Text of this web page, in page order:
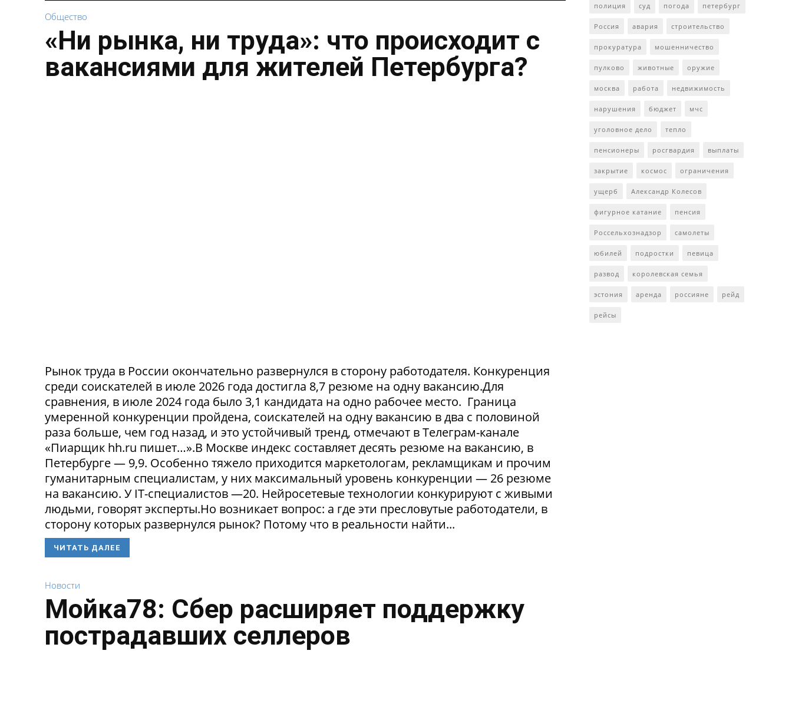
Общество
«Ни рынка, ни труда»: что происходит с
вакансиями для жителей Петербурга?
Рынок труда в России окончательно развернулся в сторону работодателя. Конкуренция
среди соискателей в июле 2026 года достигла 8,7 резюме на одну вакансию.Для
сравнения, в июле 2024 года было 3,1 кандидата на одно рабочее место. Граница
умеренной конкуренции пройдена, соискателей на одну вакансию в два с половиной
раза больше, чем год назад, и это устойчивый тренд, отмечают в Телеграм-канале
«Пиарщик hh.ru пишет…».В Москве индекс составляет десять резюме на вакансию, в
Петербурге — 9,9. Особенно тяжело приходится маркетологам, рекламщикам и прочим
гуманитарным специалистам, у них максимальный уровень конкуренции — 26 резюме
на вакансию. У IT-специалистов —20. Нейросетевые технологии конкурируют с живыми
людьми, говорят эксперты.Но возникает вопрос: а где эти пресловутые работодатели, в
сторону которых развернулся рынок? Потому что в реальности найти...
ЧИТАТЬ ДАЛЕЕ
Новости
Мойка78: Сбер расширяет поддержку
пострадавших селлеров
полиция суд погода петербург
Россия авария строительство
прокуратура мошенничество
пулково животные оружие
москва работа недвижимость
нарушения бюджет мчс
уголовное дело тепло
пенсионеры росгвардия выплаты
закрытие космос ограничения
ущерб Александр Колесов
фигурное катание пенсия
Россельхознадзор самолеты
юбилей подростки певица
развод королевская семья
эстония аренда россияне рейд
рейсы